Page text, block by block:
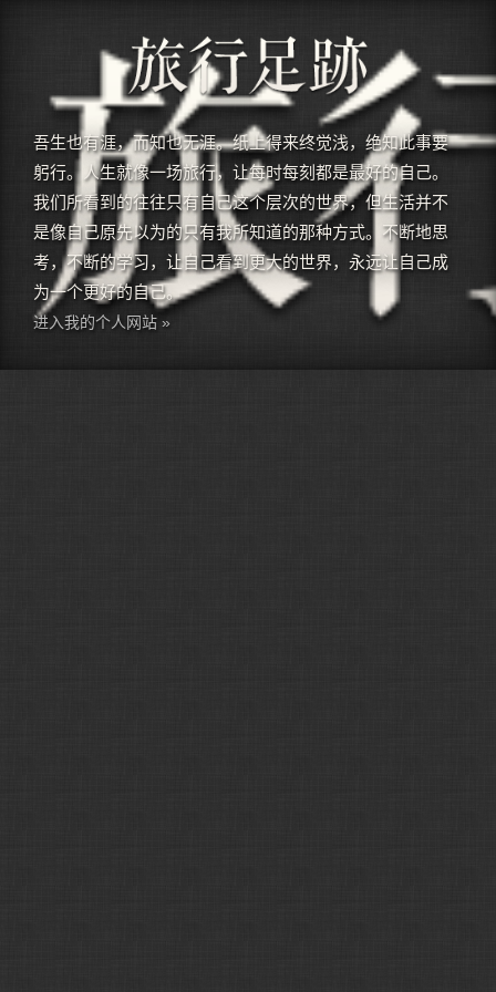
吾生也有涯，而知也无涯。纸上得来终觉浅，绝知此事要
躬行。人生就像一场旅行，让每时每刻都是最好的自己。
我们所看到的往往只有自己这个层次的世界，但生活并不
是像自己原先以为的只有我所知道的那种方式。不断地思
考，不断的学习，让自己看到更大的世界，永远让自己成
为一个更好的自己。
进入我的个人网站 »